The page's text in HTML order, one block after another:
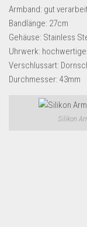
Restposten-
Restposten für
eBay Restposten
Sonderposten-
Dropshipping-
Armband: gut
Bandlänge: 27cm
Gehäuse: Stainless
Uhrwerk:
Verschlussart:
Durchmesser: 43mm
Silikon